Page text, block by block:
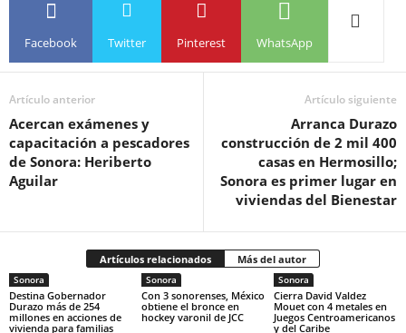
Facebook Twitter Pinterest WhatsApp
Artículo anterior
Acercan exámenes y
capacitación a pescadores
de Sonora: Heriberto
Aguilar
Artículo siguiente
Arranca Durazo
construcción de 2 mil 400
casas en Hermosillo;
Sonora es primer lugar en
viviendas del Bienestar
Artículos relacionados Más del autor
Sonora
Destina Gobernador
Durazo más de 254
millones en acciones de
vivienda para familias
Sonora
Con 3 sonorenses, México
obtiene el bronce en
hockey varonil de JCC
Sonora
Cierra David Valdez
Mouet con 4 metales en
Juegos Centroamericanos
y del Caribe